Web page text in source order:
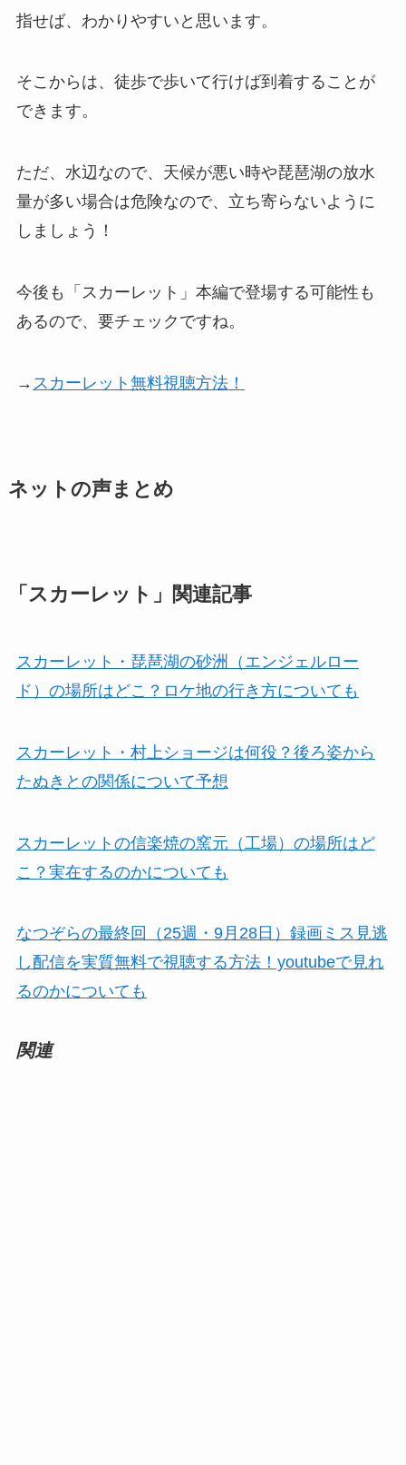
指せば、わかりやすいと思います。
そこからは、徒歩で歩いて行けば到着することが
できます。
ただ、水辺なので、天候が悪い時や琵琶湖の放水
量が多い場合は危険なので、立ち寄らないように
しましょう！
今後も「スカーレット」本編で登場する可能性も
あるので、要チェックですね。
→ スカーレット無料視聴方法！
ネットの声まとめ
「スカーレット」関連記事
スカーレット・琵琶湖の砂洲（エンジェルロー
ド）の場所はどこ？ロケ地の行き方についても
スカーレット・村上ショージは何役？後ろ姿から
たぬきとの関係について予想
スカーレットの信楽焼の窯元（工場）の場所はど
こ？実在するのかについても
なつぞらの最終回（25週・9月28日）録画ミス見逃
し配信を実質無料で視聴する方法！youtubeで見れ
るのかについても
関連